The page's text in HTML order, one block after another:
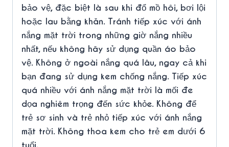
bảo vệ, đặc biệt là sau khi đổ mồ hôi, bơi lội
hoặc lau bằng khăn. Tránh tiếp xúc với ánh
nắng mặt trời trong những giờ nắng nhiều
nhất, nếu không hãy sử dụng quần áo bảo
vệ. Không ở ngoài nắng quá lâu, ngay cả khi
bạn đang sử dụng kem chống nắng. Tiếp xúc
quá nhiều với ánh nắng mặt trời là mối đe
dọa nghiêm trọng đến sức khỏe. Không để
trẻ sơ sinh và trẻ nhỏ tiếp xúc với ánh nắng
mặt trời. Không thoa kem cho trẻ em dưới 6
tuổi.